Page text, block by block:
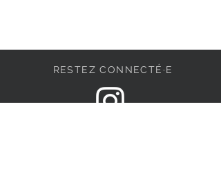
journées. Le Fitting Pad et la semelle
en cuir accueillent tes pieds avec
douceur. Sois libre de bouger, d’oser
RESTEZ CONNECTÉ·E